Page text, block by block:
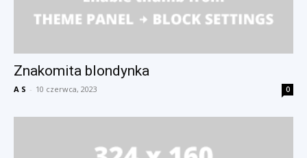
Znakomita blondynka
A S - 10 czerwca, 2023 0